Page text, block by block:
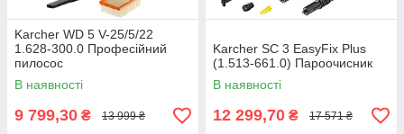
Karcher WD 5 V-25/5/22
1.628-300.0 Професійний
пилосос
В наявності
9 799,30 ₴ 13 999 ₴
Karcher SC 3 EasyFix Plus
(1.513-661.0) Пароочисник
В наявності
12 299,70 ₴ 17 571 ₴